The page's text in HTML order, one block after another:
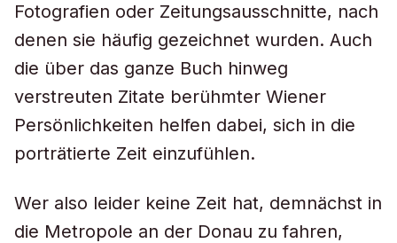
Fotografien oder Zeitungsausschnitte, nach
denen sie häufig gezeichnet wurden. Auch
die über das ganze Buch hinweg
verstreuten Zitate berühmter Wiener
Persönlichkeiten helfen dabei, sich in die
porträtierte Zeit einzufühlen.
Wer also leider keine Zeit hat, demnächst in
die Metropole an der Donau zu fahren,